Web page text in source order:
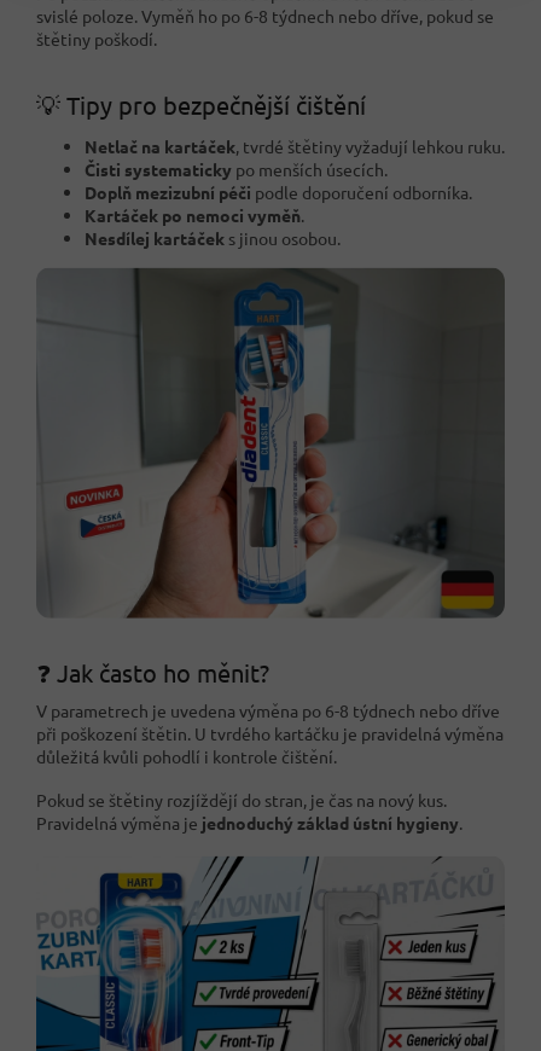
svislé poloze. Vyměň ho po 6-8 týdnech nebo dříve, pokud se
štětiny poškodí.
💡 Tipy pro bezpečnější čištění
Netlač na kartáček, tvrdé štětiny vyžadují lehkou ruku.
Čisti systematicky po menších úsecích.
Doplň mezizubní péči podle doporučení odborníka.
Kartáček po nemoci vyměň.
Nesdílej kartáček s jinou osobou.
❓ Jak často ho měnit?
V parametrech je uvedena výměna po 6-8 týdnech nebo dříve
při poškození štětin. U tvrdého kartáčku je pravidelná výměna
důležitá kvůli pohodlí i kontrole čištění.
Pokud se štětiny rozjíždějí do stran, je čas na nový kus.
Pravidelná výměna je jednoduchý základ ústní hygieny.